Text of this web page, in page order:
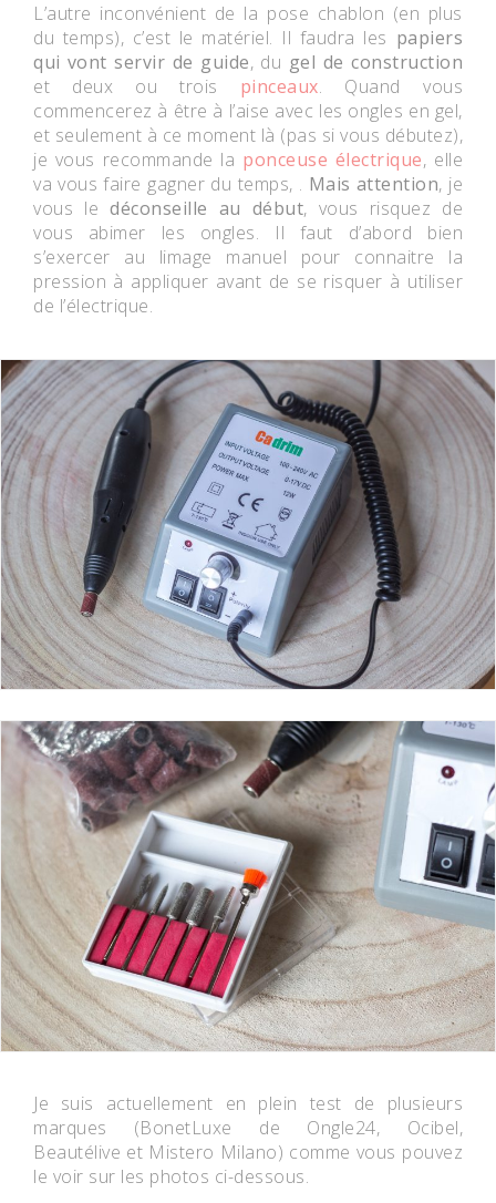
L’autre inconvénient de la pose chablon (en plus
du temps), c’est le matériel. Il faudra les papiers
qui vont servir de guide, du gel de construction
et deux ou trois pinceaux. Quand vous
commencerez à être à l’aise avec les ongles en gel,
et seulement à ce moment là (pas si vous débutez),
je vous recommande la ponceuse électrique, elle
va vous faire gagner du temps, . Mais attention, je
vous le déconseille au début, vous risquez de
vous abimer les ongles. Il faut d’abord bien
s’exercer au limage manuel pour connaitre la
pression à appliquer avant de se risquer à utiliser
de l’électrique.
Je suis actuellement en plein test de plusieurs
marques (BonetLuxe de Ongle24, Ocibel,
Beautélive et Mistero Milano) comme vous pouvez
le voir sur les photos ci-dessous.